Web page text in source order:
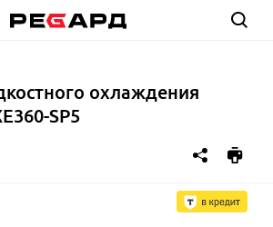
охлаждения
SP5